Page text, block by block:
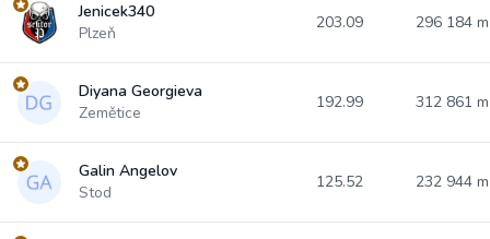
Jenicek340
Plzeň
203.09 296 184
Diyana Georgieva
Zemětice
192.99 312 861
Galin Angelov
Stod
125.52 232 944